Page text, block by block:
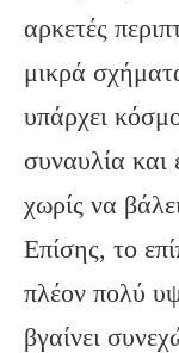
αρκετές
μικρά
υπάρχει
συναυλία και
χωρίς να
Επίσης, το
πλέον πολύ
βγαίνει